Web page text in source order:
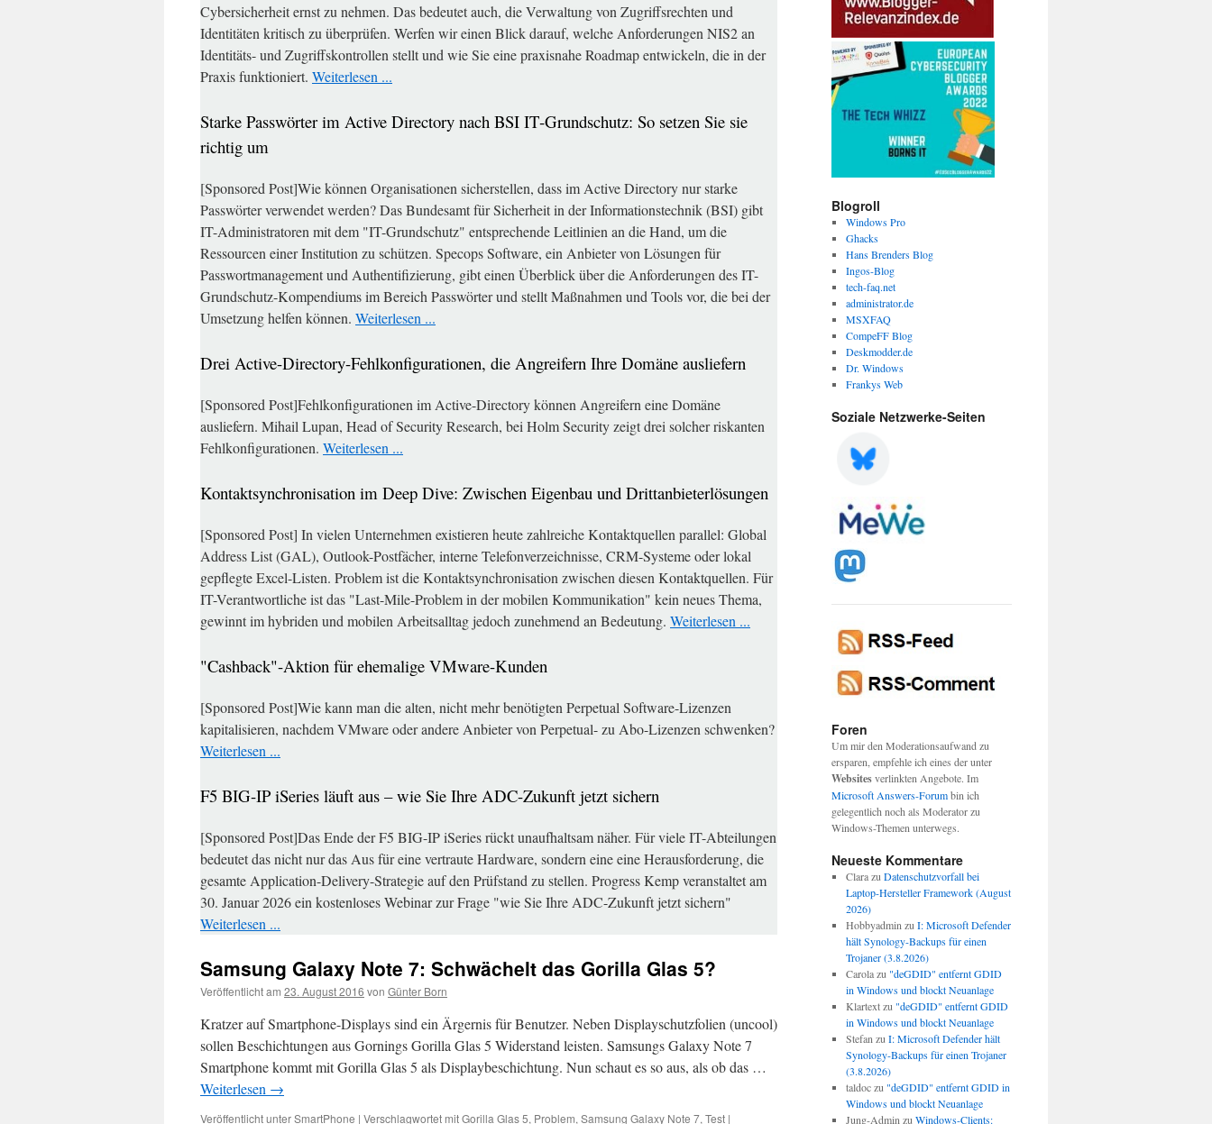
Cybersicherheit ernst zu nehmen. Das bedeutet auch, die Verwaltung von Zugriffsrechten und
Identitäten kritisch zu überprüfen. Werfen wir einen Blick darauf, welche Anforderungen NIS2 an
Identitäts- und Zugriffskontrollen stellt und wie Sie eine praxisnahe Roadmap entwickeln, die in der
Praxis funktioniert. Weiterlesen ...
Starke Passwörter im Active Directory nach BSI IT‑Grundschutz: So setzen Sie sie
richtig um
[Sponsored Post]Wie können Organisationen sicherstellen, dass im Active Directory nur starke
Passwörter verwendet werden? Das Bundesamt für Sicherheit in der Informationstechnik (BSI) gibt
IT-Administratoren mit dem "IT-Grundschutz" entsprechende Leitlinien an die Hand, um die
Ressourcen einer Institution zu schützen. Specops Software, ein Anbieter von Lösungen für
Passwortmanagement und Authentifizierung, gibt einen Überblick über die Anforderungen des IT-
Grundschutz-Kompendiums im Bereich Passwörter und stellt Maßnahmen und Tools vor, die bei der
Umsetzung helfen können. Weiterlesen ...
Drei Active-Directory-Fehlkonfigurationen, die Angreifern Ihre Domäne ausliefern
[Sponsored Post]Fehlkonfigurationen im Active-Directory können Angreifern eine Domäne
ausliefern. Mihail Lupan, Head of Security Research, bei Holm Security zeigt drei solcher riskanten
Fehlkonfigurationen. Weiterlesen ...
Kontaktsynchronisation im Deep Dive: Zwischen Eigenbau und Drittanbieterlösungen
[Sponsored Post] In vielen Unternehmen existieren heute zahlreiche Kontaktquellen parallel: Global
Address List (GAL), Outlook-Postfächer, interne Telefonverzeichnisse, CRM-Systeme oder lokal
gepflegte Excel-Listen. Problem ist die Kontaktsynchronisation zwischen diesen Kontaktquellen. Für
IT-Verantwortliche ist das "Last-Mile-Problem in der mobilen Kommunikation" kein neues Thema,
gewinnt im hybriden und mobilen Arbeitsalltag jedoch zunehmend an Bedeutung. Weiterlesen ...
"Cashback"-Aktion für ehemalige VMware-Kunden
[Sponsored Post]Wie kann man die alten, nicht mehr benötigten Perpetual Software-Lizenzen
kapitalisieren, nachdem VMware oder andere Anbieter von Perpetual- zu Abo-Lizenzen schwenken?
Weiterlesen ...
F5 BIG-IP iSeries läuft aus – wie Sie Ihre ADC-Zukunft jetzt sichern
[Sponsored Post]Das Ende der F5 BIG-IP iSeries rückt unaufhaltsam näher. Für viele IT-Abteilungen
bedeutet das nicht nur das Aus für eine vertraute Hardware, sondern eine eine Herausforderung, die
gesamte Application-Delivery-Strategie auf den Prüfstand zu stellen. Progress Kemp veranstaltet am
30. Januar 2026 ein kostenloses Webinar zur Frage "wie Sie Ihre ADC-Zukunft jetzt sichern"
Weiterlesen ...
Samsung Galaxy Note 7: Schwächelt das Gorilla Glas 5?
Veröffentlicht am 23. August 2016 von Günter Born
Kratzer auf Smartphone-Displays sind ein Ärgernis für Benutzer. Neben Displayschutzfolien (uncool)
sollen Beschichtungen aus Gornings Gorilla Glas 5 Widerstand leisten. Samsungs Galaxy Note 7
Smartphone kommt mit Gorilla Glas 5 als Displaybeschichtung. Nun schaut es so aus, als ob das …
Weiterlesen →
Veröffentlicht unterSmartPhone | Verschlagwortet mitGorilla Glas 5, Problem, Samsung Galaxy Note 7, Test |
Blogroll
Windows Pro
Ghacks
Hans Brenders Blog
Ingos-Blog
tech-faq.net
administrator.de
MSXFAQ
CompeFF Blog
Deskmodder.de
Dr. Windows
Frankys Web
Soziale Netzwerke-Seiten
Foren
Um mir den Moderationsaufwand zu
ersparen, empfehle ich eines der unter
Websitesverlinkten Angebote. Im
Microsoft Answers-Forumbin ich
gelegentlich noch als Moderator zu
Windows-Themen unterwegs.
Neueste Kommentare
Clarazu Datenschutzvorfall bei
Laptop-Hersteller Framework (August
2026)
Hobbyadmin zu I: Microsoft Defender
hält Synology-Backups für einen
Trojaner (3.8.2026)
Carolazu "deGDID" entfernt GDID
in Windows und blockt Neuanlage
Klartextzu "deGDID" entfernt GDID
in Windows und blockt Neuanlage
Stefan zu I: Microsoft Defender hält
Synology-Backups für einen Trojaner
(3.8.2026)
taldoczu "deGDID" entfernt GDID in
Windows und blockt Neuanlage
Jung-Admin zu Windows-Clients: